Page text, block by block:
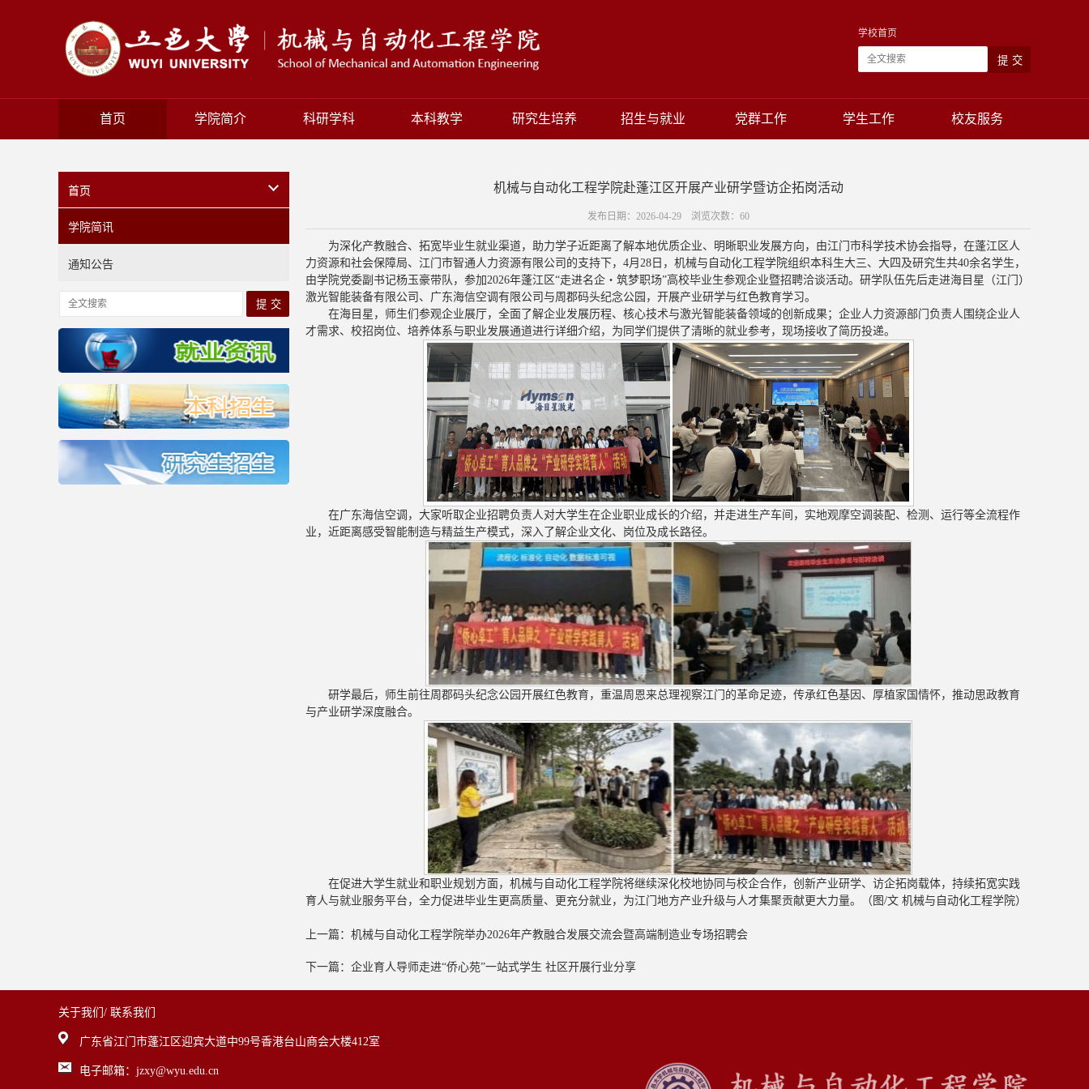
学校首页
首页 学院简介 科研学科 本科教学 研究生培养 招生与就业 党群工作 学生工作 校友服务
首页
学院简讯
通知公告
机械与自动化工程学院赴蓬江区开展产业研学暨访企拓岗活动
发布日期：2026-04-29 浏览次数： 60
为深化产教融合、拓宽毕业生就业渠道，助力学子近距离了解本地优质企业、明晰职业发展方向，由江门市科学技术协会指导，在蓬江区人
力资源和社会保障局、江门市智通人力资源有限公司的支持下，4月28日，机械与自动化工程学院组织本科生大三、大四及研究生共40余名学生，
由学院党委副书记杨玉豪带队，参加2026年蓬江区“走进名企・筑梦职场”高校毕业生参观企业暨招聘洽谈活动。研学队伍先后走进海目星（江门）
激光智能装备有限公司、广东海信空调有限公司与周郡码头纪念公园，开展产业研学与红色教育学习。
在海目星，师生们参观企业展厅，全面了解企业发展历程、核心技术与激光智能装备领域的创新成果；企业人力资源部门负责人围绕企业人
才需求、校招岗位、培养体系与职业发展通道进行详细介绍，为同学们提供了清晰的就业参考，现场接收了简历投递。
在广东海信空调，大家听取企业招聘负责人对大学生在企业职业成长的介绍，并走进生产车间，实地观摩空调装配、检测、运行等全流程作
业，近距离感受智能制造与精益生产模式，深入了解企业文化、岗位及成长路径。
研学最后，师生前往周郡码头纪念公园开展红色教育，重温周恩来总理视察江门的革命足迹，传承红色基因、厚植家国情怀，推动思政教育
与产业研学深度融合。
在促进大学生就业和职业规划方面，机械与自动化工程学院将继续深化校地协同与校企合作，创新产业研学、访企拓岗载体，持续拓宽实践
育人与就业服务平台，全力促进毕业生更高质量、更充分就业，为江门地方产业升级与人才集聚贡献更大力量。（图/文 机械与自动化工程学院）
上一篇：机械与自动化工程学院举办2026年产教融合发展交流会暨高端制造业专场招聘会
下一篇：企业育人导师走进“侨心苑”一站式学生 社区开展行业分享
关于我们/ 联系我们
广东省江门市蓬江区迎宾大道中99号香港台山商会大楼412室
电子邮箱：jzxy@wyu.edu.cn